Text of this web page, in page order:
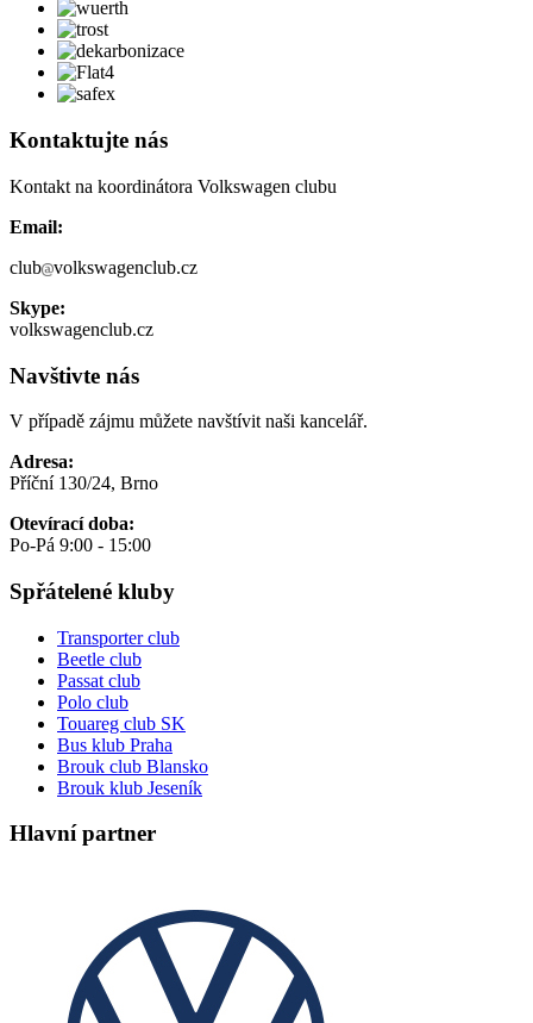
Kontaktujte nás
Kontakt na koordinátora Volkswagen clubu
Email:
club volkswagenclub.cz
Skype:
volkswagenclub.cz
Navštivte nás
V případě zájmu můžete navštívit naši kancelář.
Adresa:
Příční 130/24, Brno
Otevírací doba:
Po-Pá 9:00 - 15:00
Spřátelené kluby
Transporter club
Beetle club
Passat club
Polo club
Touareg club SK
Bus klub Praha
Brouk club Blansko
Brouk klub Jeseník
Hlavní partner